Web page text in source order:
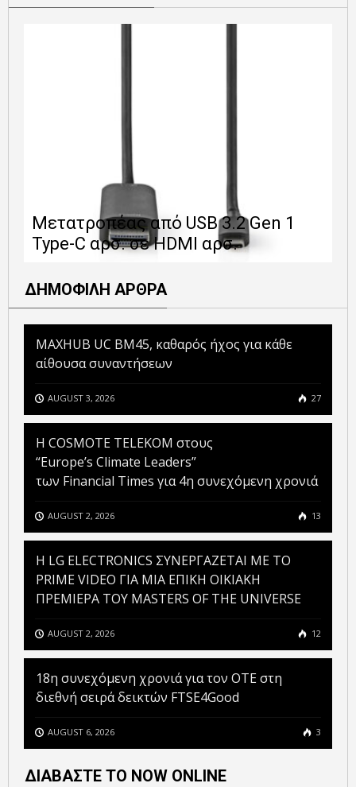
Μετατροπέας από USB 3.2 Gen 1
Type-C αρσ. σε HDMI αρσ.
ΔΗΜΟΦΙΛΗ ΑΡΘΡΑ
MAXHUB UC BM45, καθαρός ήχος για κάθε
αίθουσα συναντήσεων
AUGUST 3, 2026 27
Η COSMOTE TELEKOM στους
“Europe’s Climate Leaders”
των Financial Times για 4η συνεχόμενη χρονιά
AUGUST 2, 2026 13
H LG ELECTRONICS ΣΥΝΕΡΓΑΖΕΤΑΙ ΜΕ ΤΟ
PRIME VIDEO ΓΙΑ ΜΙΑ ΕΠΙΚΗ ΟΙΚΙΑΚΗ
ΠΡΕΜΙΕΡΑ ΤΟΥ MASTERS OF THE UNIVERSE
AUGUST 2, 2026 12
18η συνεχόμενη χρονιά για τον ΟΤΕ στη
διεθνή σειρά δεικτών FTSE4Good
AUGUST 6, 2026 3
ΔΙΑΒΑΣΤΕ ΤΟ NOW ONLINE